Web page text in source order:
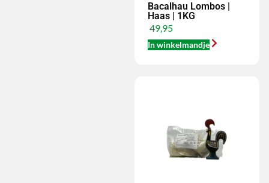
Bacalhau Lombos |
Haas | 1KG
49,95
In winkelmandje